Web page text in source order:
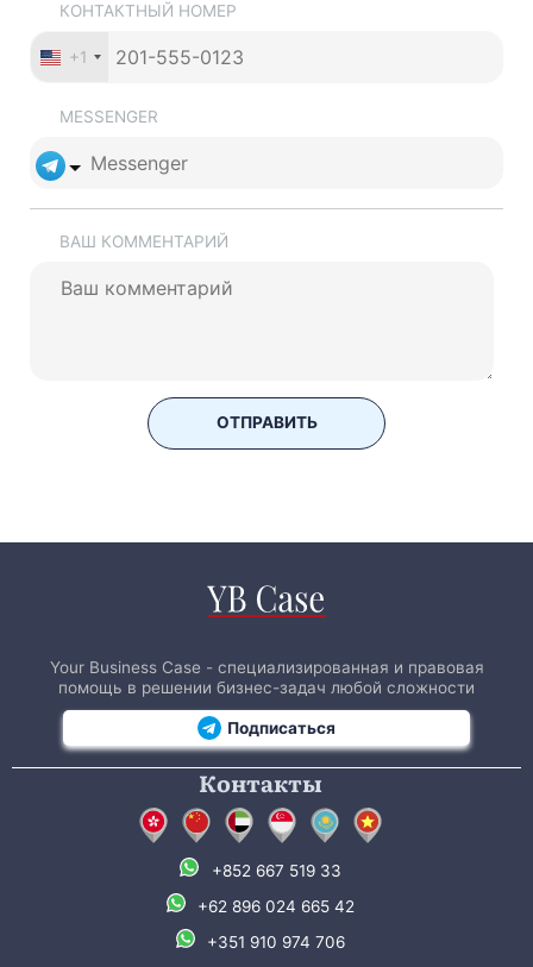
КОНТАКТНЫЙ НОМЕР
+1
MESSENGER
ВАШ КОММЕНТАРИЙ
ОТПРАВИТЬ
Your Business Case - специализированная и правовая
помощь в решении бизнес-задач любой сложности
Подписаться
Контакты
+852 667 519 33
+62 896 024 665 42
+351 910 974 706